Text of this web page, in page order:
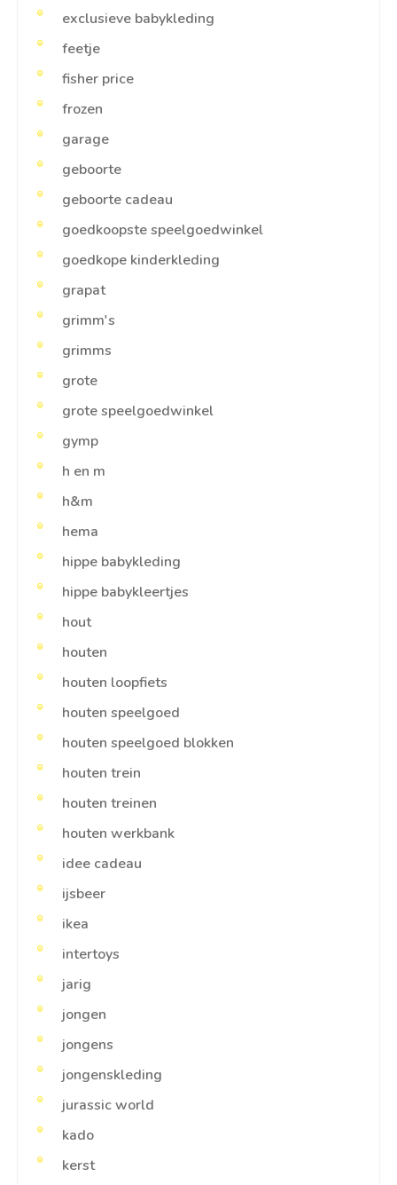
exclusieve babykleding
feetje
fisher price
frozen
garage
geboorte
geboorte cadeau
goedkoopste speelgoedwinkel
goedkope kinderkleding
grapat
grimm's
grimms
grote
grote speelgoedwinkel
gymp
h en m
h&m
hema
hippe babykleding
hippe babykleertjes
hout
houten
houten loopfiets
houten speelgoed
houten speelgoed blokken
houten trein
houten treinen
houten werkbank
idee cadeau
ijsbeer
ikea
intertoys
jarig
jongen
jongens
jongenskleding
jurassic world
kado
kerst